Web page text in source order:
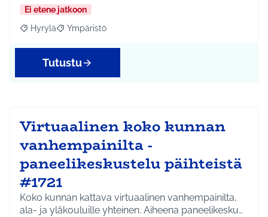
Ei etene jatkoon
Rajaa tulokset aihepiirin mukaan: Hyrylä
Hyrylä Rajaa tulokset teeman mukaan: Ympäristö
Ympäristö
Tutustu
Virtuaalinen koko kunnan
vanhempainilta -
paneelikeskustelu päihteistä
#1721
Koko kunnan kattava virtuaalinen vanhempainilta,
ala- ja yläkouluille yhteinen. Aiheena paneelikesku…